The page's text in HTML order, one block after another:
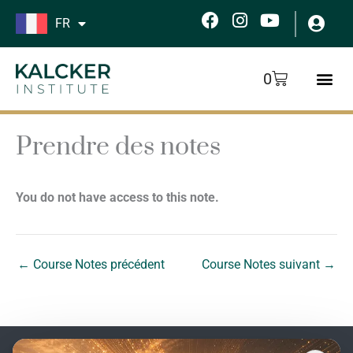
Aller
FR
F
c
o
k
I
s
g
Y
u
t
u
b
0
Panier
Prendre des notes
You do not have access to this note.
← Course Notes précédent Course Notes suivant →